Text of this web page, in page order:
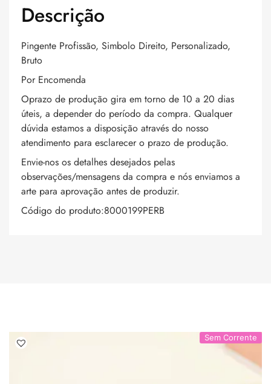
Descrição
Pingente Profissão, Simbolo Direito, Personalizado,
Bruto
Por Encomenda
Oprazo de produção gira em torno de 10 a 20 dias
úteis, a depender do período da compra. Qualquer
dúvida estamos a disposição através do nosso
atendimento para esclarecer o prazo de produção.
Envie-nos os detalhes desejados pelas
observações/mensagens da compra e nós enviamos a
arte para aprovação antes de produzir.
Código do produto:8000199PERB
Sem Corrente